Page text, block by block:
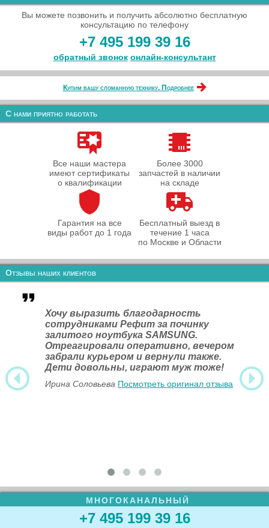
Вы можете позвонить и получить абсолютно бесплатную
консультацию по телефону
+7 495 199 39 16
обратный звонок онлайн‑консультант
Купим вашу сломанную технику. Подробнее
С нами приятно работать
Все наши мастера
имеют сертификаты
о квалификации
Более 3000
запчастей в наличии
на складе
Гарантия на все
виды работ до 1 года
Бесплатный выезд в
течение 1 часа
по Москве и Области
Отзывы наших клиентов
Хочу выразить благодарность
сотрудниками Рефит за починку
залитого ноутбука SAMSUNG.
Отреагировали оперативно, вечером
забрали курьером и вернули также.
Дети довольны, играют муж тоже!
Ирина Соловьева Посмотреть оригинал отзыва
МНОГОКАНАЛЬНЫЙ
+7 495 199 39 16